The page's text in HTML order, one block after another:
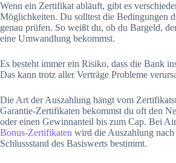
Wenn ein Zertifikat abläuft, gibt es
Möglichkeiten. Du solltest die Bedingungen
genau prüfen. So weißt du, ob du Bargeld,
eine Umwandlung bekommst.
Es besteht immer ein Risiko, dass die Bank
Das kann trotz aller Verträge Probleme
Die Art der Auszahlung hängt vom
Garantie-Zertifikaten bekommst du oft den
oder einen Gewinnanteil bis zum Cap. Bei
Bonus-Zertifikaten wird die Auszahlung nach
Schlussstand des Basiswerts bestimmt.